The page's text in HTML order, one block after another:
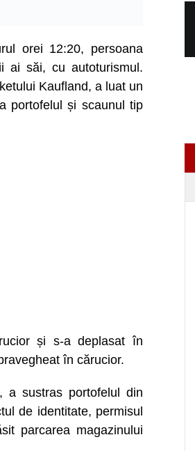
orei 12:20, persoana
ai săi, cu autoturismul.
Kaufland, a luat un
portofelul și scaunul tip
și s-a deplasat în
în cărucior.
a sustras portofelul din
de identitate, permisul
parcarea magazinului